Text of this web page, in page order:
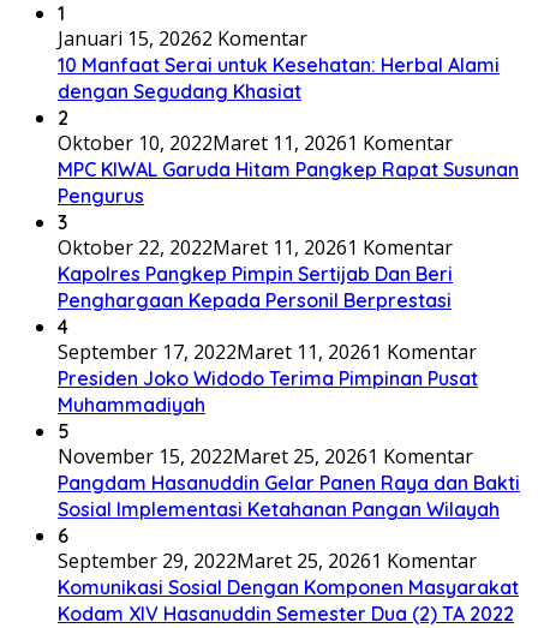
1
Januari 15, 20262 Komentar
10 Manfaat Serai untuk Kesehatan: Herbal Alami
dengan Segudang Khasiat
2
Oktober 10, 2022Maret 11, 20261 Komentar
MPC KIWAL Garuda Hitam Pangkep Rapat Susunan
Pengurus
3
Oktober 22, 2022Maret 11, 20261 Komentar
Kapolres Pangkep Pimpin Sertijab Dan Beri
Penghargaan Kepada Personil Berprestasi
4
September 17, 2022Maret 11, 20261 Komentar
Presiden Joko Widodo Terima Pimpinan Pusat
Muhammadiyah
5
November 15, 2022Maret 25, 20261 Komentar
Pangdam Hasanuddin Gelar Panen Raya dan Bakti
Sosial Implementasi Ketahanan Pangan Wilayah
6
September 29, 2022Maret 25, 20261 Komentar
Komunikasi Sosial Dengan Komponen Masyarakat
Kodam XIV Hasanuddin Semester Dua (2) TA 2022